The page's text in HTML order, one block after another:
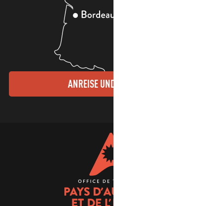
ANREISE UND KONTAKTE